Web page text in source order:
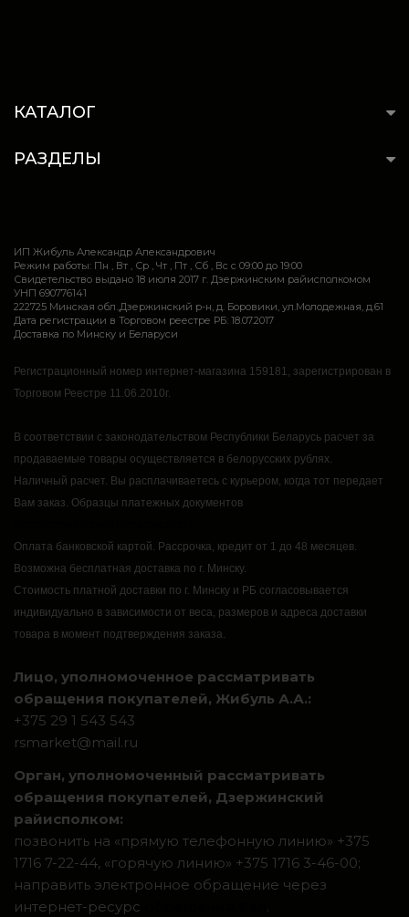
КАТАЛОГ
РАЗДЕЛЫ
ИП Жибуль Александр Александрович
Режим работы: Пн , Вт , Ср , Чт , Пт , Сб , Вс c 09:00 до 19:00
Свидетельство выдано 18 июля 2017 г. Дзержинским райисполкомом
УНП 690776141
222725 Минская обл.,Дзержинский р-н, д. Боровики, ул.Молодежная, д.61
Дата регистрации в Торговом реестре РБ: 18.07.2017
Доставка по Минску и Беларуси
Регистрационный номер интернет-магазина 159181, зарегистрирован в
Торговом Реестре 11.06.2010г.
В соответствии с законодательством Республики Беларусь расчет за
продаваемые товары осуществляется в белорусских рублях.
Наличный расчет. Вы расплачиваетесь с курьером, когда тот передает
Вам заказ. Образцы платежных документов
Оплата банковской картой. Рассрочка, кредит от 1 до 48 месяцев.
Возможна бесплатная доставка по г. Минску.
Стоимость платной доставки по г. Минску и РБ согласовывается
индивидуально в зависимости от веса, размеров и адреса доставки
товара в момент подтверждения заказа.
Лицо, уполномоченное рассматривать
обращения покупателей, Жибуль А.А.:
+375 29 1 543 543
rsmarket@mail.ru
Орган, уполномоченный рассматривать
обращения покупателей, Дзержинский
райисполком:
позвонить на «прямую телефонную линию» +375
1716 7-22-44, «горячую линию» +375 1716 3-46-00;
направить электронное обращение через
интернет-ресурс
.